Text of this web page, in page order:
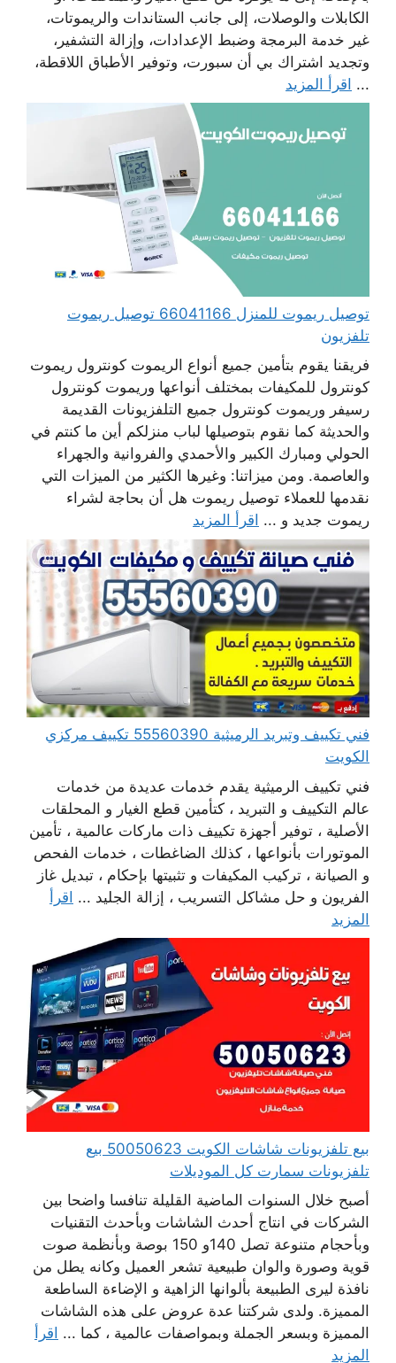
الكابلات والوصلات، إلى جانب الستاندات والريموتات،
غير خدمة البرمجة وضبط الإعدادات، وإزالة التشفير،
وتجديد اشتراك بي أن سبورت، وتوفير الأطباق اللاقطة،
... اقرأ المزيد
توصيل ريموت للمنزل 66041166 توصيل ريموت
تلفزيون
فريقنا يقوم بتأمين جميع أنواع الريموت كونترول ريموت
كونترول للمكيفات بمختلف أنواعها وريموت كونترول
رسيفر وريموت كونترول جميع التلفزيونات القديمة
والحديثة كما نقوم بتوصيلها لباب منزلكم أين ما كنتم في
الحولي ومبارك الكبير والأحمدي والفروانية والجهراء
والعاصمة. ومن ميزاتنا: وغيرها الكثير من الميزات التي
نقدمها للعملاء توصيل ريموت هل أن بحاجة لشراء
ريموت جديد و ... اقرأ المزيد
فني تكييف وتبريد الرميثية 55560390 تكييف مركزي
الكويت
فني تكييف الرميثية يقدم خدمات عديدة من خدمات
عالم التكييف و التبريد ، كتأمين قطع الغيار و المحلقات
الأصلية ، توفير أجهزة تكييف ذات ماركات عالمية ، تأمين
الموتورات بأنواعها ، كذلك الضاغطات ، خدمات الفحص
و الصيانة ، تركيب المكيفات و تثبيتها بإحكام ، تبديل غاز
الفريون و حل مشاكل التسريب ، إزالة الجليد ... اقرأ
المزيد
بيع تلفزيونات شاشات الكويت 50050623 بيع
تلفزيونات سمارت كل الموديلات
أصبح خلال السنوات الماضية القليلة تنافسا واضحا بين
الشركات في انتاج أحدث الشاشات وبأحدث التقنيات
وبأحجام متنوعة تصل 140و 150 بوصة وبأنظمة صوت
قوية وصورة والوان طبيعية تشعر العميل وكانه يطل من
نافذة ليرى الطبيعة بألوانها الزاهية و الإضاءة الساطعة
المميزة. ولدى شركتنا عدة عروض على هذه الشاشات
المميزة وبسعر الجملة وبمواصفات عالمية ، كما ... اقرأ
المزيد